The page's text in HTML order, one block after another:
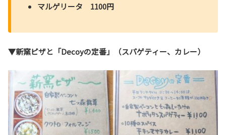
マルゲリータ 1100円
▼新窯ピザと「Decoyの定番」（スパゲティー、カレー）